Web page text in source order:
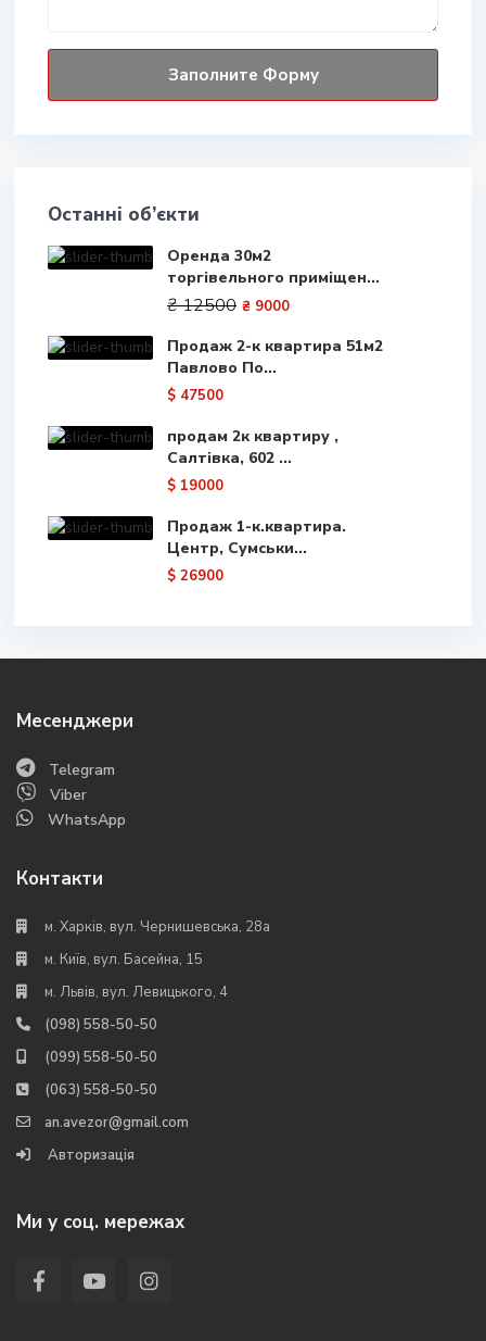
Останні об’єкти
Оренда 30м2
торгівельного приміщен...
₴ 12500 ₴ 9000
Продаж 2-к квартира 51м2
Павлово По...
$ 47500
продам 2к квартиру ,
Салтівка, 602 ...
$ 19000
Продаж 1-к.квартира.
Центр, Сумськи...
$ 26900
Месенджери
Telegram
Viber
WhatsApp
Контакти
м. Харків, вул. Чернишевська, 28а
м. Київ, вул. Басейна, 15
м. Львів, вул. Левицького, 4
(098) 558-50-50
(099) 558-50-50
(063) 558-50-50
an.avezor@gmail.com
Авторизація
Ми у соц. мережах